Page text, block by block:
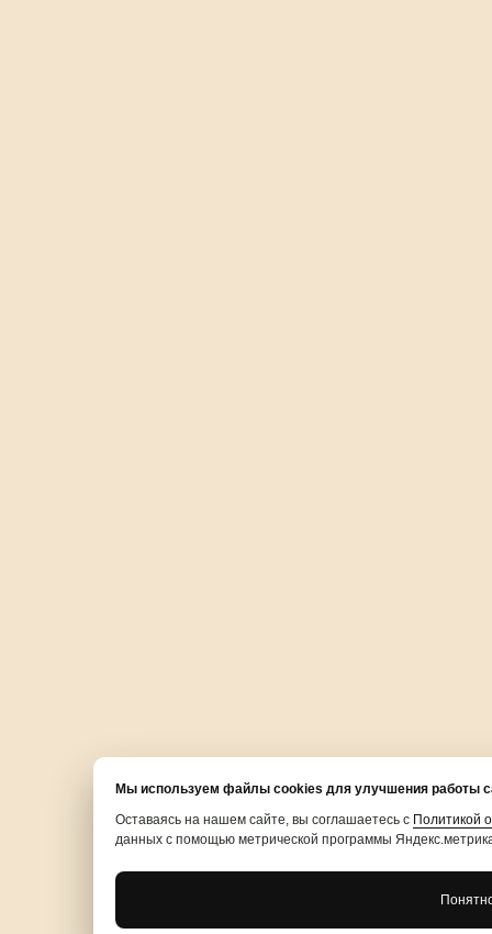
Мы используем файлы cookies для улучшения работы
Оставаясь на нашем сайте, вы соглашаетесь с Политикой
данных с помощью метрической программы